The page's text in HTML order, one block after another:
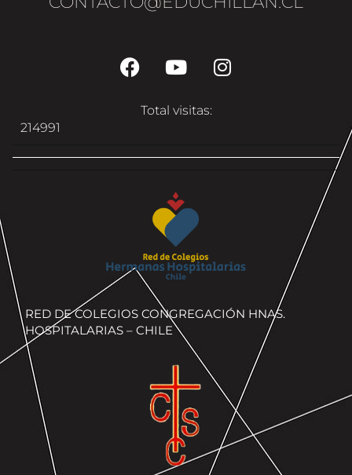
Total visitas:
214991
RED DE COLEGIOS CONGREGACIÓN HNAS.
HOSPITALARIAS – CHILE